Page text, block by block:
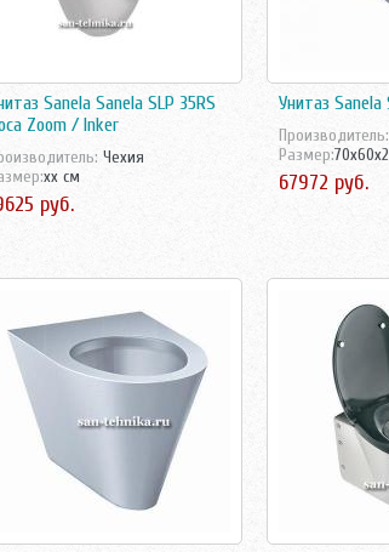
Sanela Sanela SLP 35RS
Zoom / Inker
Чехия
xx см
руб.
Унитаз Sanela
Производитель:
Размер:
67972 руб.